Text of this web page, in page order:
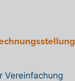
Vereinfachung